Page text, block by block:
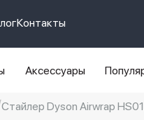
Контакты
Аксессуары
Стайлер Dyson Airwrap